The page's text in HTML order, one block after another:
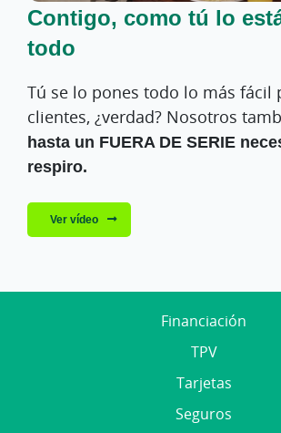
Contigo, como tú lo
todo
Tú se lo pones todo lo más fácil
clientes, ¿verdad? Nosotros
hasta un FUERA DE SERIE
respiro.
Ver vídeo
Financiación
TPV
Tarjetas
Seguros